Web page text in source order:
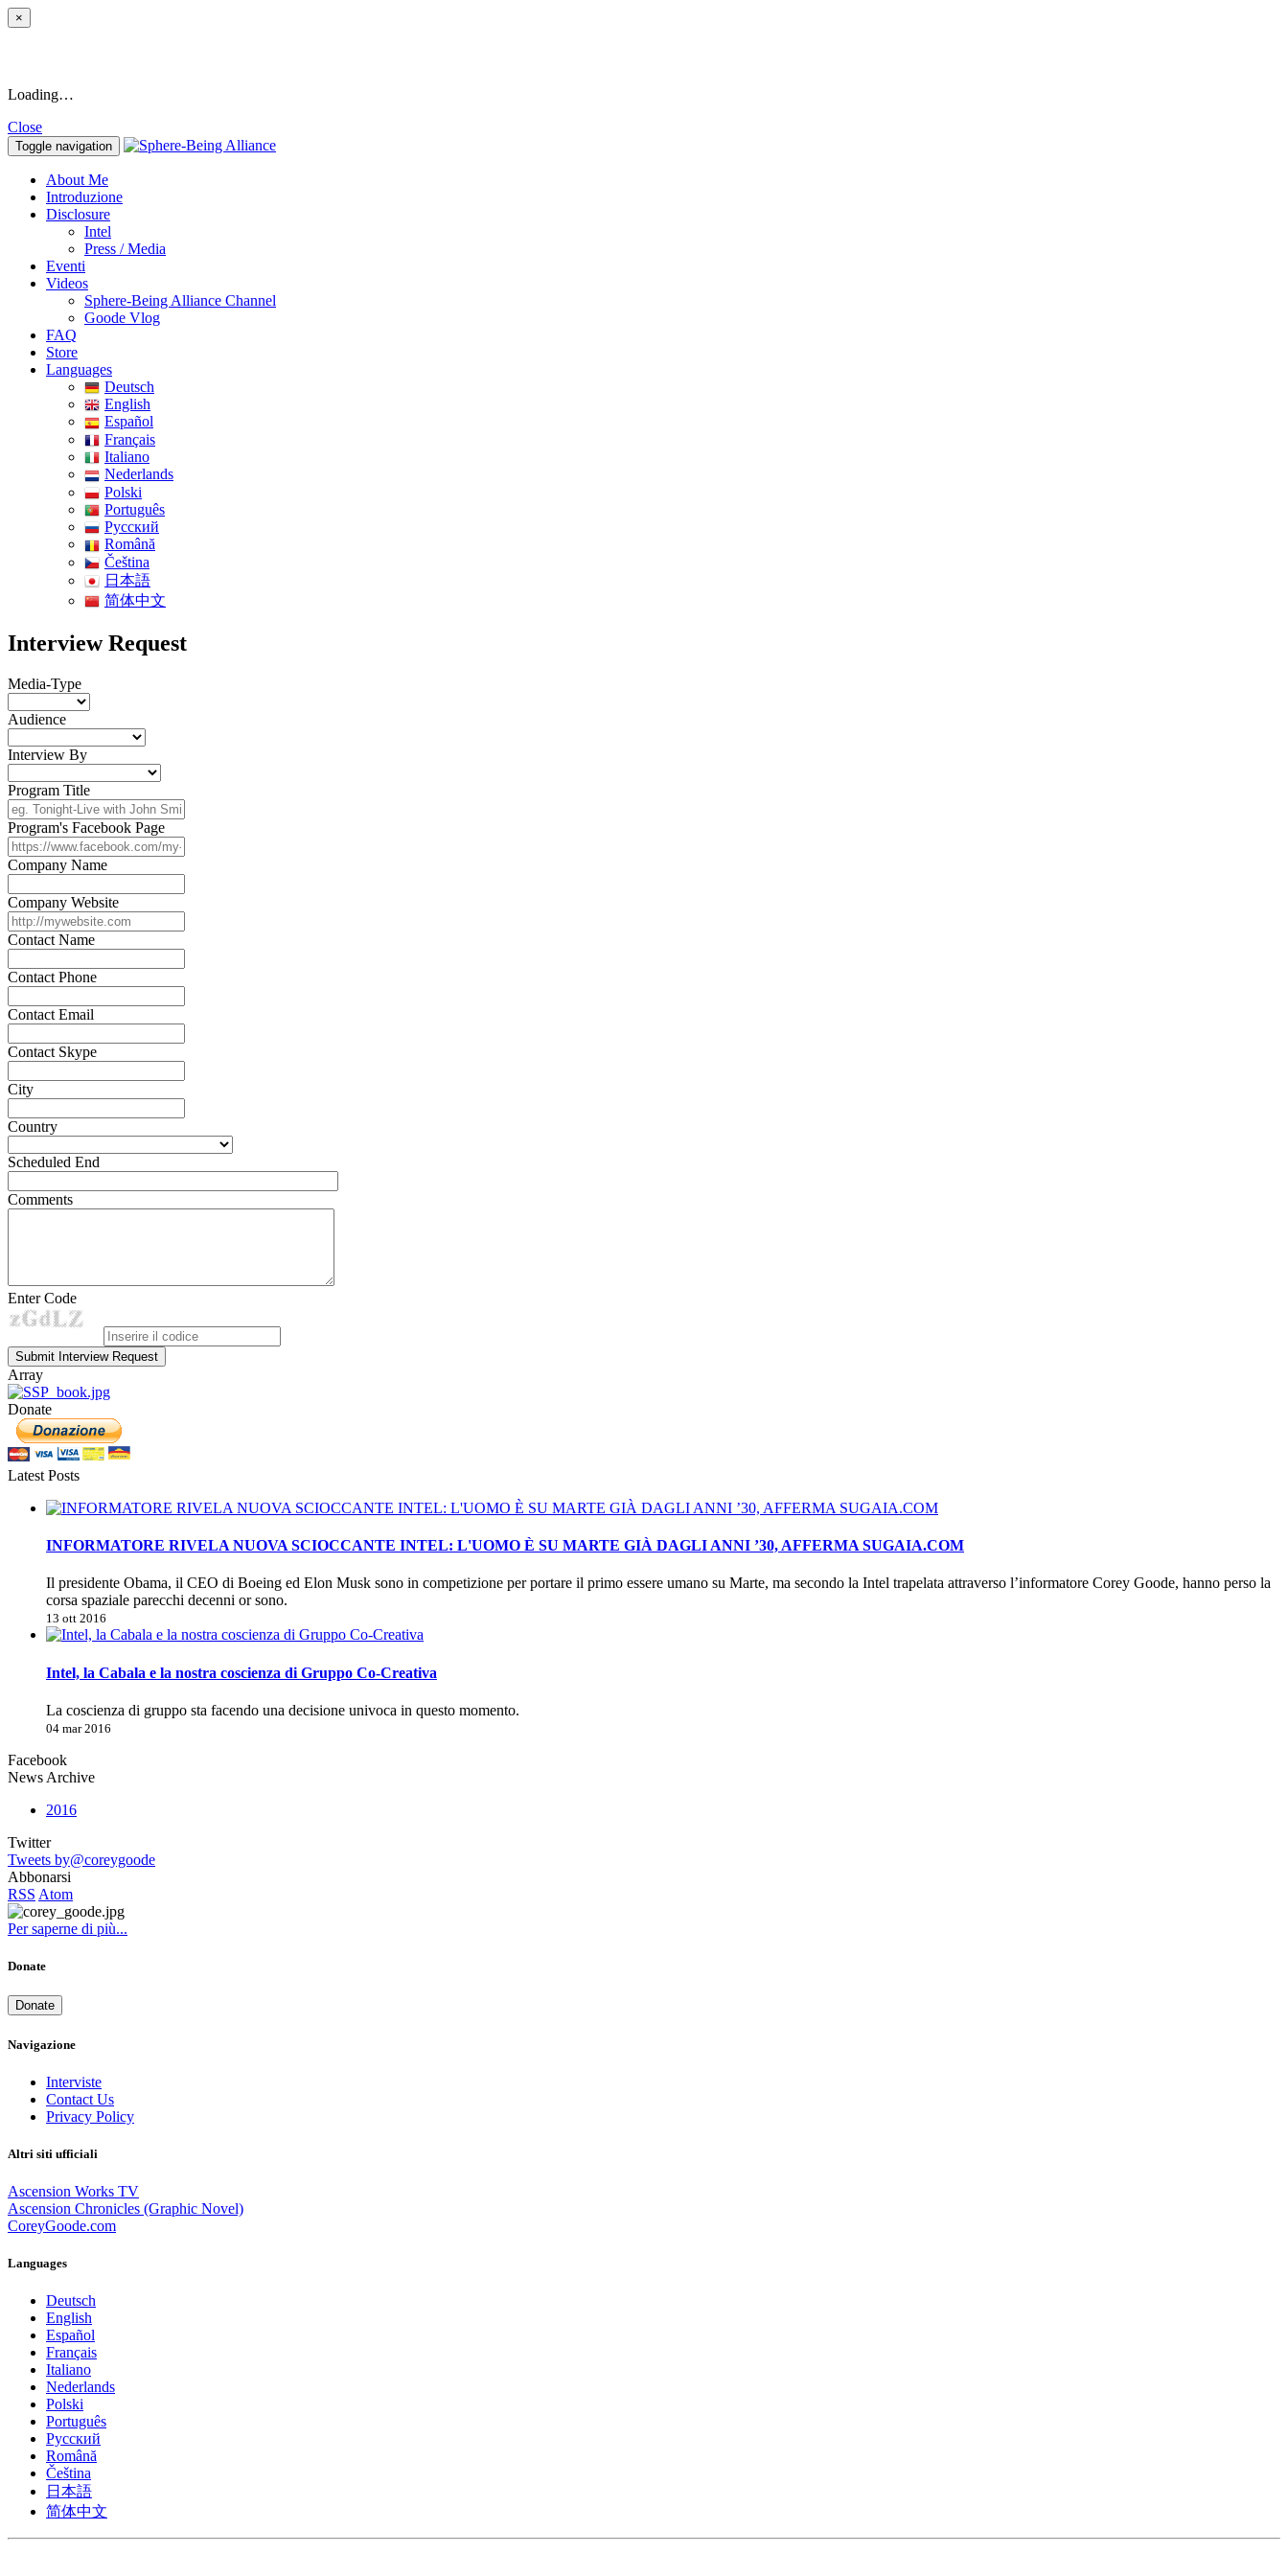
×
Loading…
Close
Toggle navigation
About Me
Introduzione
Disclosure
Intel
Press / Media
Eventi
Videos
Sphere-Being Alliance Channel
Goode Vlog
FAQ
Store
Languages
Deutsch
English
Español
Français
Italiano
Nederlands
Polski
Português
Pусский
Română
Čeština
日本語
简体中文
Interview Request
Media-Type
Audience
Interview By
Program Title
Program's Facebook Page
Company Name
Company Website
Contact Name
Contact Phone
Contact Email
Contact Skype
City
Country
Scheduled End
Comments
Enter Code
Submit Interview Request
Array
Donate
Latest Posts
INFORMATORE RIVELA NUOVA SCIOCCANTE INTEL: L'UOMO È SU MARTE GIÀ DAGLI ANNI ’30, AFFERMA SUGAIA.COM
Il presidente Obama, il CEO di Boeing ed Elon Musk sono in competizione per portare il primo essere umano su Marte, ma secondo la Intel trapelata attraverso l’informatore Corey Goode, hanno perso la
corsa spaziale parecchi decenni or sono.
13 ott 2016
Intel, la Cabala e la nostra coscienza di Gruppo Co-Creativa
La coscienza di gruppo sta facendo una decisione univoca in questo momento.
04 mar 2016
Facebook
News Archive
2016
Twitter
Tweets by@coreygoode
Abbonarsi
RSS Atom
Per saperne di più...
Donate
Donate
Navigazione
Interviste
Contact Us
Privacy Policy
Altri siti ufficiali
Ascension Works TV
Ascension Chronicles (Graphic Novel)
CoreyGoode.com
Languages
Deutsch
English
Español
Français
Italiano
Nederlands
Polski
Português
Pусский
Română
Čeština
日本語
简体中文